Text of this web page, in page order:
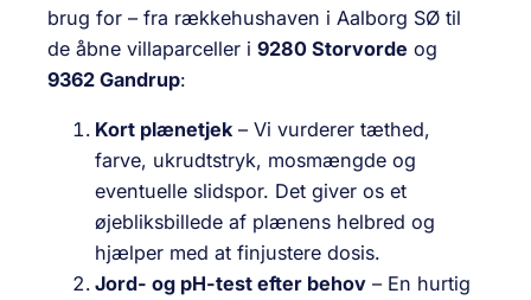
brug for – fra rækkehushaven i Aalborg SØ til
de åbne villaparceller i 9280 Storvorde og
9362 Gandrup:
Kort plænetjek – Vi vurderer tæthed,
farve, ukrudts­tryk, mos­mængde og
eventuelle slidspor. Det giver os et
øjebliksbillede af plænens helbred og
hjælper med at finjustere dosis.
Jord- og pH-test efter behov – En hurtig